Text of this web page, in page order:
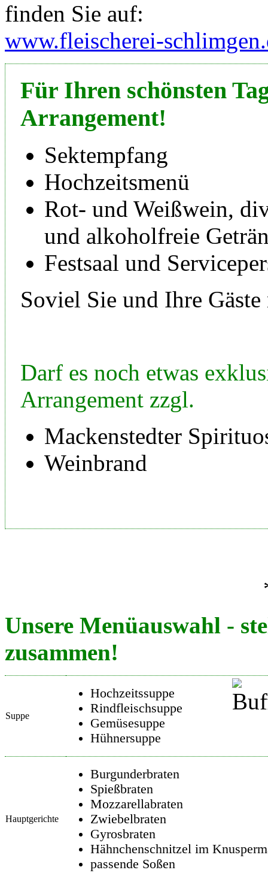
finden Sie auf:
www.fleischerei-
Für Ihren schönsten
Arrangement!
Sektempfang
Hochzeitsmenü
Rot- und Weißwein,
und alkoholfreie
Festsaal und
Soviel Sie und Ihre
Darf es noch etwas
Arrangement zzgl.
Mackenstedter
Weinbrand
Unsere Menüauswahl -
zusammen!
Suppe
Hochzeitssuppe
Rindfleischsuppe
Gemüsesuppe
Hühnersuppe
Hauptgerichte
Burgunderbraten
Spießbraten
Mozzarellabraten
Zwiebelbraten
Gyrosbraten
Hähnchenschnitzel im
passende Soßen